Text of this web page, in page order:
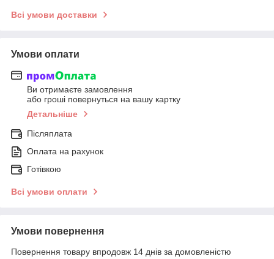
Всі умови доставки
Умови оплати
Ви отримаєте замовлення
або гроші повернуться на вашу картку
Детальніше
Післяплата
Оплата на рахунок
Готівкою
Всі умови оплати
Умови повернення
Повернення товару впродовж 14 днів за домовленістю